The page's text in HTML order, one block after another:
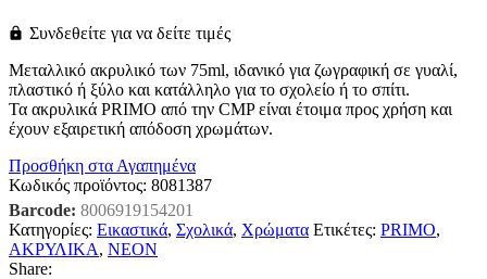
Συνδεθείτε για να δείτε τιμές
Μεταλλικό ακρυλικό των 75ml, ιδανικό για ζωγραφική σε γυαλί,
πλαστικό ή ξύλο και κατάλληλο για το σχολείο ή το σπίτι.
Τα ακρυλικά PRIMO από την CMP είναι έτοιμα προς χρήση και
έχουν εξαιρετική απόδοση χρωμάτων.
Προσθήκη στα Αγαπημένα
Κωδικός προϊόντος: 8081387
Barcode: 8006919154201
Κατηγορίες: Εικαστικά, Σχολικά, Χρώματα Ετικέτες: PRIMO,
ΑΚΡΥΛΙΚΑ, ΝΕΟΝ
Share: